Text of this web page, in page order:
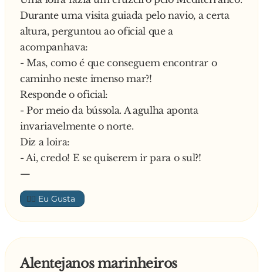
Durante uma visita guiada pelo navio, a certa
altura, perguntou ao oficial que a
acompanhava:
- Mas, como é que conseguem encontrar o
caminho neste imenso mar?!
Responde o oficial:
- Por meio da bússola. A agulha aponta
invariavelmente o norte.
Diz a loira:
- Ai, credo! E se quiserem ir para o sul?!
—
👍🏼
Alentejanos marinheiros